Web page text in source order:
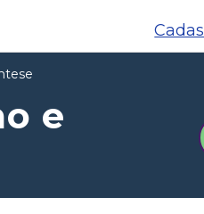
e